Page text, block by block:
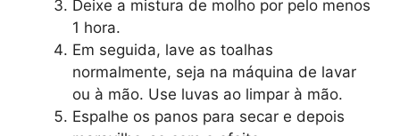
Deixe a mistura de molho por pelo menos
1 hora.
Em seguida, lave as toalhas
normalmente, seja na máquina de lavar
ou à mão. Use luvas ao limpar à mão.
Espalhe os panos para secar e depois